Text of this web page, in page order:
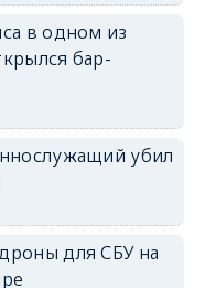
в одном из
бар-
убил
для СБУ на